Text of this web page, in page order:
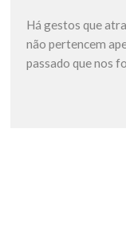
Há gestos que
não pertencem
passado que nos